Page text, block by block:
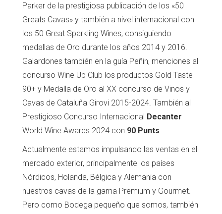
Parker de la prestigiosa publicación de los «50
Greats Cavas» y también a nivel internacional con
los 50 Great Sparkling Wines, consiguiendo
medallas de Oro durante los años 2014 y 2016.
Galardones también en la guía Peñin, menciones al
concurso Wine Up Club los productos Gold Taste
90+ y Medalla de Oro al XX concurso de Vinos y
Cavas de Cataluña Girovi 2015-2024. También al
Prestigioso Concurso Internacional Decanter
World Wine Awards 2024 con 90 Punts
Actualmente estamos impulsando las ventas en el
mercado exterior, principalmente los países
Nórdicos, Holanda, Bélgica y Alemania con
nuestros cavas de la gama Premium y Gourmet.
Pero como Bodega pequeño que somos, también